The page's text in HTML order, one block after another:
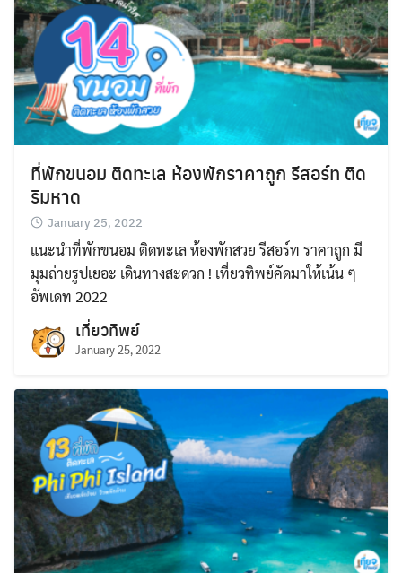
ที่พักขนอม ติดทะเล ห้องพักราคาถูก รีสอร์ท ติด
ริมหาด
January 25, 2022
แนะนำที่พักขนอม ติดทะเล ห้องพักสวย รีสอร์ท ราคาถูก มี
มุมถ่ายรูปเยอะ เดินทางสะดวก ! เที่ยวทิพย์คัดมาให้เน้น ๆ
อัพเดท 2022
เที่ยวทิพย์
January 25, 2022